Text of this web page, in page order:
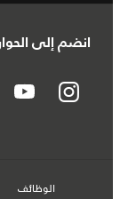
انضم إلى الحوار
الوظائف